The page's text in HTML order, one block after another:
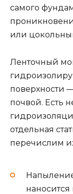
самого
или
Ленточный
поверхности
почвой. Есть
отдельная
перечислим
наносится